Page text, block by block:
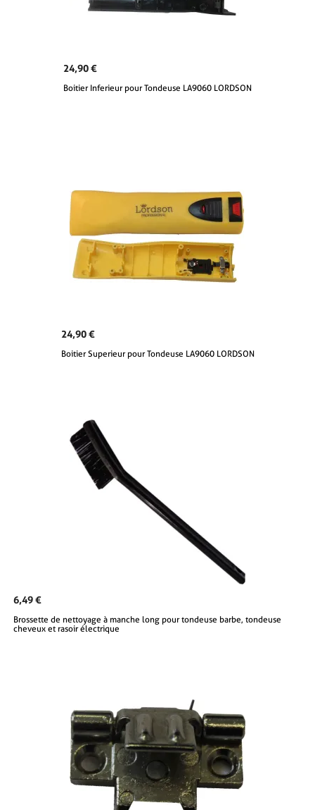
24,90 €
Boitier Inferieur pour Tondeuse LA9060 LORDSON
24,90 €
Boitier Superieur pour Tondeuse LA9060 LORDSON
6,49 €
Brossette de nettoyage à manche long pour tondeuse barbe, tondeuse
cheveux et rasoir électrique